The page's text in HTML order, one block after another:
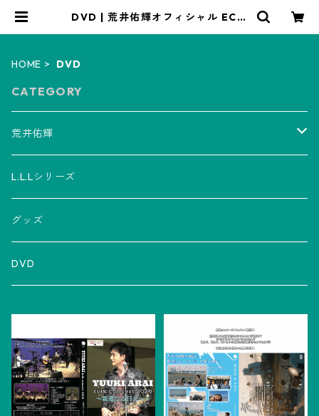
DVD | 荒井佑輝オフィシャル ECシ
HOME DVD
CATEGORY
荒井佑輝
CD
アルバム
ミニアルバム
LPレコード
グッズ
Tシャツ
その他
生写真
チケット
L.L.Lシリーズ
グッズ
DVD